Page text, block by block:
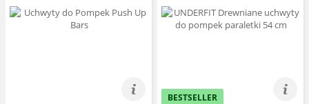
BESTSELLER